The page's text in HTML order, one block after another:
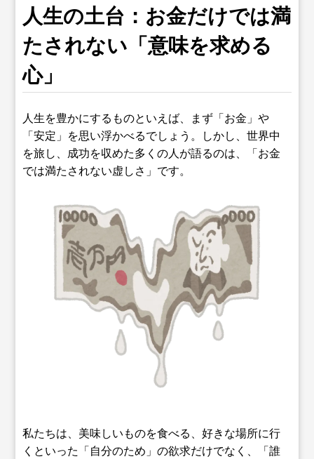
人生の土台：お金だけでは満
たされない「意味を求める
心」
人生を豊かにするものといえば、まず「お金」や
「安定」を思い浮かべるでしょう。しかし、世界中
を旅し、成功を収めた多くの人が語るのは、「お金
では満たされない虚しさ」です。
私たちは、美味しいものを食べる、好きな場所に行
くといった「自分のため」の欲求だけでなく、「誰